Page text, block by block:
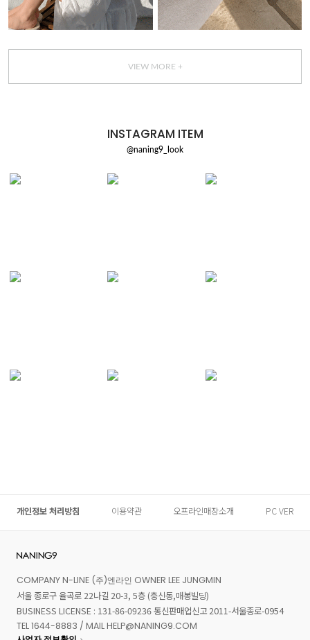
VIEW MORE +
INSTAGRAM ITEM
@naning9_look
개인정보 처리방침 이용약관 오프라인매장소개 PC VER
COMPANY N-LINE (주)엔라인 OWNER LEE JUNGMIN
서울 종로구 율곡로 22나길 20-3, 5층 (충신동,매봉빌딩)
BUSINESS LICENSE : 131-86-09236 통신판매업신고 2011-서울종로-0954
TEL 1644-8883 / MAIL HELP@NANING9.COM